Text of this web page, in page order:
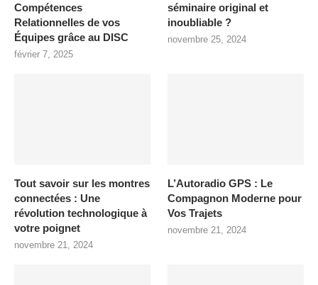
Compétences
Relationnelles de vos
Équipes grâce au DISC
février 7, 2025
séminaire original et
inoubliable ?
novembre 25, 2024
Tout savoir sur les montres
connectées : Une
révolution technologique à
votre poignet
novembre 21, 2024
L’Autoradio GPS : Le
Compagnon Moderne pour
Vos Trajets
novembre 21, 2024